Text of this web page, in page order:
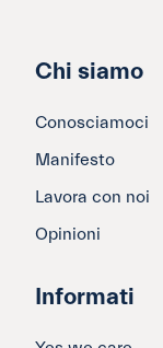
Chi siamo
Conosciamoci
Manifesto
Lavora con noi
Opinioni
Informati